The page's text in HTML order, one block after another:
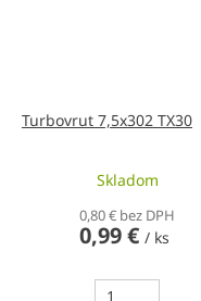
Turbovrut 7,5x302 TX30
Skladom
0,80 € bez DPH
0,99 € / ks